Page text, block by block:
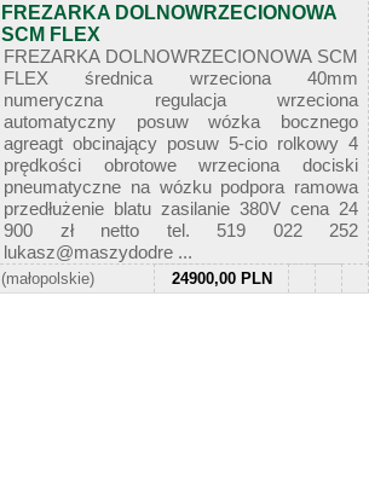
FREZARKA DOLNOWRZECIONOWA
SCM FLEX
FREZARKA DOLNOWRZECIONOWA SCM
FLEX średnica wrzeciona 40mm
numeryczna regulacja wrzeciona
automatyczny posuw wózka bocznego
agreagt obcinający posuw 5-cio rolkowy 4
prędkości obrotowe wrzeciona dociski
pneumatyczne na wózku podpora ramowa
przedłużenie blatu zasilanie 380V cena 24
900 zł netto tel. 519 022 252
lukasz@maszydodre ...
(małopolskie) 24900,00 PLN